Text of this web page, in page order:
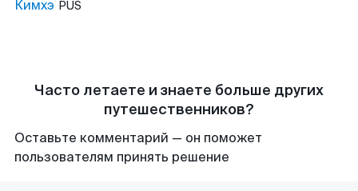
Кимхэ PUS
Часто летаете и знаете больше других
путешественников?
Оставьте комментарий — он поможет
пользователям принять решение